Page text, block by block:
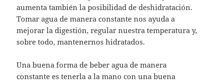
aumenta también la posibilidad de deshidratación.
Tomar agua de manera constante nos ayuda a
mejorar la digestión, regular nuestra temperatura y,
sobre todo, mantenernos hidratados.
Una buena forma de beber agua de manera
constante es tenerla a la mano con una buena